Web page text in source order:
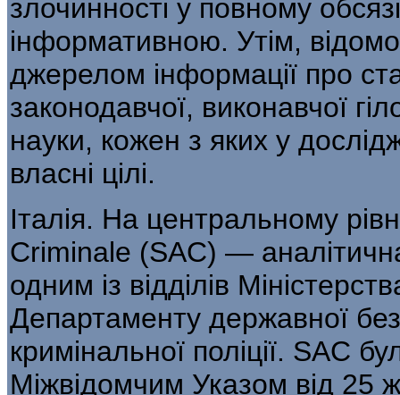
злочинності у повному
інформативною. Утім,
джерелом інформації про
законодавчої, виконавчої
науки, кожен з яких у
власні цілі.
Італія. На центральному
Criminale (SAC) —
одним із відділів
Департаменту державної
кримінальної поліції. SAC
Міжвідомчим Указом від 25